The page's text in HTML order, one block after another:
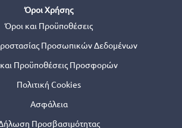
Όροι Χρήσης
Όροι και Προϋποθέσεις
Προσωπικών Δεδομένων
Προϋποθέσεις Προσφορών
Πολιτική Cookies
Ασφάλεια
Προσβασιμότητας